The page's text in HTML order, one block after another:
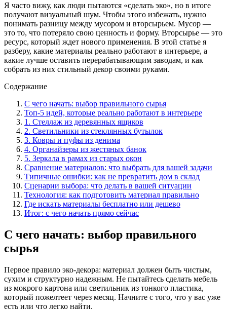
Я часто вижу, как люди пытаются «сделать эко», но в итоге
получают визуальный шум. Чтобы этого избежать, нужно
понимать разницу между мусором и вторсырьем. Мусор —
это то, что потеряло свою ценность и форму. Вторсырье — это
ресурс, который ждет нового применения. В этой статье я
разберу, какие материалы реально работают в интерьере, а
какие лучше оставить перерабатывающим заводам, и как
собрать из них стильный декор своими руками.
Содержание
С чего начать: выбор правильного сырья
Топ-5 идей, которые реально работают в интерьере
1. Стеллаж из деревянных ящиков
2. Светильники из стеклянных бутылок
3. Ковры и пуфы из денима
4. Органайзеры из жестяных банок
5. Зеркала в рамах из старых окон
Сравнение материалов: что выбрать для вашей задачи
Типичные ошибки: как не превратить дом в склад
Сценарии выбора: что делать в вашей ситуации
Технология: как подготовить материал правильно
Где искать материалы бесплатно или дешево
Итог: с чего начать прямо сейчас
С чего начать: выбор правильного
сырья
Первое правило эко-декора: материал должен быть чистым,
сухим и структурно надежным. Не пытайтесь сделать мебель
из мокрого картона или светильник из тонкого пластика,
который пожелтеет через месяц. Начните с того, что у вас уже
есть или что легко найти.